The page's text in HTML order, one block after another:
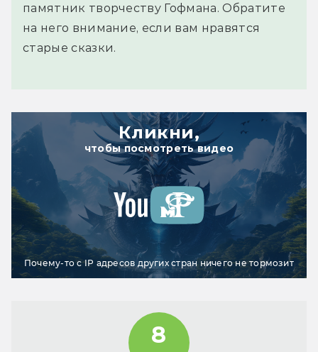
памятник творчеству Гофмана. Обратите
на него внимание, если вам нравятся
старые сказки.
Кликни,
чтобы посмотреть видео
Почему-то с IP адресов других стран ничего не тормозит
8